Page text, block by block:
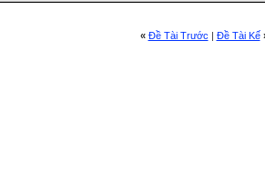
« Ðề Tài Trước | Ðề Tài Kế